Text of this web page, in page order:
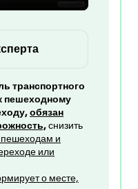
транспортного
пешеходному
обязан
снизить
пешеходам и
или
о месте,